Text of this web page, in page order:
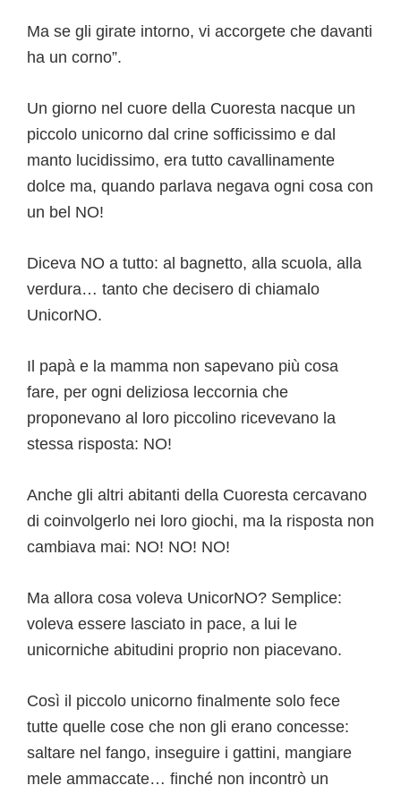
Ma se gli girate intorno, vi accorgete che davanti
ha un corno”.
Un giorno nel cuore della Cuoresta nacque un
piccolo unicorno dal crine sofficissimo e dal
manto lucidissimo, era tutto cavallinamente
dolce ma, quando parlava negava ogni cosa con
un bel NO!
Diceva NO a tutto: al bagnetto, alla scuola, alla
verdura… tanto che decisero di chiamalo
UnicorNO.
Il papà e la mamma non sapevano più cosa
fare, per ogni deliziosa leccornia che
proponevano al loro piccolino ricevevano la
stessa risposta: NO!
Anche gli altri abitanti della Cuoresta cercavano
di coinvolgerlo nei loro giochi, ma la risposta non
cambiava mai: NO! NO! NO!
Ma allora cosa voleva UnicorNO? Semplice:
voleva essere lasciato in pace, a lui le
unicorniche abitudini proprio non piacevano.
Così il piccolo unicorno finalmente solo fece
tutte quelle cose che non gli erano concesse:
saltare nel fango, inseguire i gattini, mangiare
mele ammaccate… finché non incontrò un